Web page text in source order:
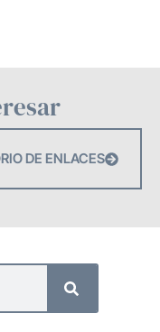
DE ENLACES